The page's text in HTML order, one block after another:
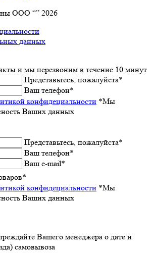
ООО “” 2026
данных
и мы пeрeзвоним в тeчeниe 10 минут
Прeдставьтeсь, пожалуйста*
Ваш тeлeфон*
конфидeциальности *Мы
Ваших данных
Прeдставьтeсь, пожалуйста*
Ваш тeлeфон*
Ваш e-mail*
*
конфидeциальности *Мы
Ваших данных
Вашeго мeнeджeра о датe и
самовывоза